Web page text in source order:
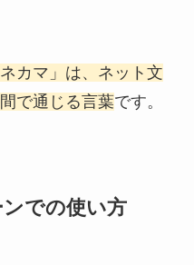
カマ」は、ネット文
で通じる言葉です。
での使い方